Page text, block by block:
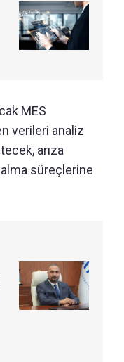
MES
verileri analiz
arıza
süreçlerine